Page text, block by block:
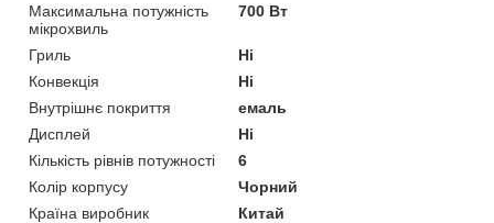
Максимальна потужність
мікрохвиль
700 Вт
Гриль
Ні
Конвекція
Ні
Внутрішнє покриття
емаль
Дисплей
Ні
Кількість рівнів потужності
6
Колір корпусу
Чорний
Країна виробник
Китай